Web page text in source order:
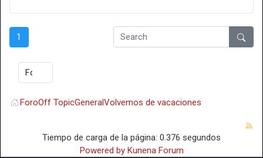
1
ForoOff TopicGeneralVolvemos de vacaciones
Tiempo de carga de la página: 0.376 segundos
Powered by Kunena Forum